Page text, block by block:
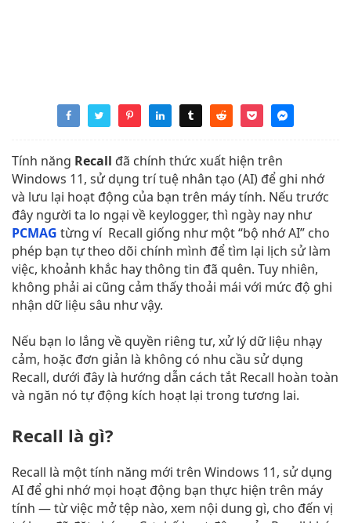
Tính năng Recall đã chính thức xuất hiện trên
Windows 11, sử dụng trí tuệ nhân tạo (AI) để ghi nhớ
và lưu lại hoạt động của bạn trên máy tính. Nếu trước
đây người ta lo ngại về keylogger, thì ngày nay như
PCMAG từng ví Recall giống như một “bộ nhớ AI” cho
phép bạn tự theo dõi chính mình để tìm lại lịch sử làm
việc, khoảnh khắc hay thông tin đã quên. Tuy nhiên,
không phải ai cũng cảm thấy thoải mái với mức độ ghi
nhận dữ liệu sâu như vậy.
Nếu bạn lo lắng về quyền riêng tư, xử lý dữ liệu nhạy
cảm, hoặc đơn giản là không có nhu cầu sử dụng
Recall, dưới đây là hướng dẫn cách tắt Recall hoàn toàn
và ngăn nó tự động kích hoạt lại trong tương lai.
Recall là gì?
Recall là một tính năng mới trên Windows 11, sử dụng
AI để ghi nhớ mọi hoạt động bạn thực hiện trên máy
tính — từ việc mở tệp nào, xem nội dung gì, cho đến vị